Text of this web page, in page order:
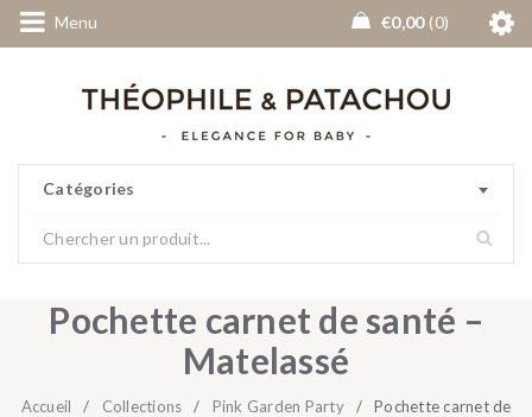
Menu €0,00 0
Catégories
Pochette carnet de santé –
Matelassé
Accueil / Collections / Pink Garden Party /
Pochette carnet de